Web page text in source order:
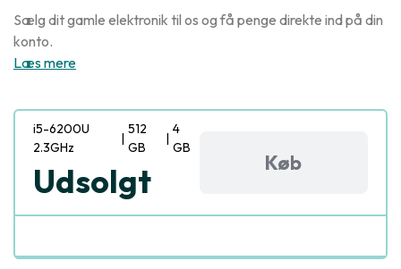
Sælg dit gamle elektronik til os og få penge direkte ind på din
konto.
Læs mere
i5-6200U
2.3GHz
|
512
GB
|
4
GB
Udsolgt Køb